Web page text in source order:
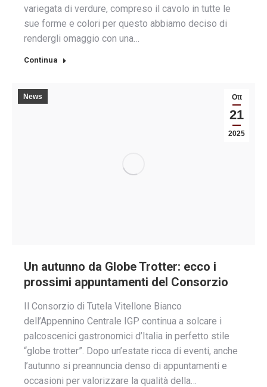
variegata di verdure, compreso il cavolo in tutte le
sue forme e colori per questo abbiamo deciso di
rendergli omaggio con una…
Continua
Ott
21
2025
News
Un autunno da Globe Trotter: ecco i
prossimi appuntamenti del Consorzio
Il Consorzio di Tutela Vitellone Bianco
dell’Appennino Centrale IGP continua a solcare i
palcoscenici gastronomici d’Italia in perfetto stile
“globe trotter”. Dopo un’estate ricca di eventi, anche
l’autunno si preannuncia denso di appuntamenti e
occasioni per valorizzare la qualità della…